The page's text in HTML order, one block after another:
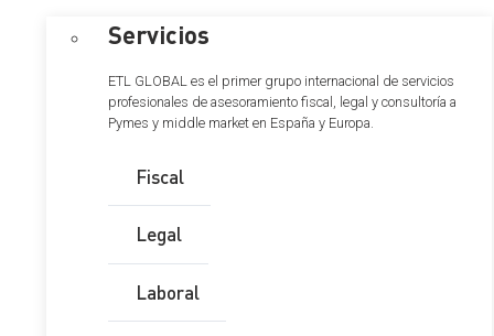
Servicios
ETL GLOBAL es el primer grupo internacional de servicios
profesionales de asesoramiento fiscal, legal y consultoría a
Pymes y middle market en España y Europa.
Fiscal
Legal
Laboral
Tabla de Contenidos
Artículo 6. Sujetos pasivos.
Artículo 11. Obligaciones formales del
sustituto del contribuyente.
Artículo 14. Gestión.